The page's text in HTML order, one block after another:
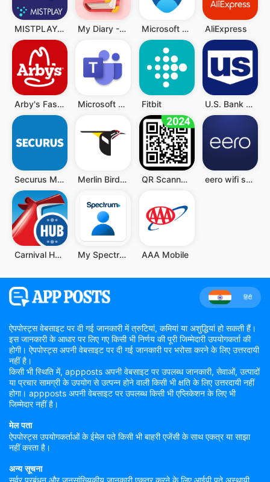
MISTPLAY: Play to Earn Money My Diary - Diary With Lock Microsoft Authenticator AliExpress
Arby's Fast Food Sandwiches Microsoft Teams Fitbit U.S. Bank Mobile Banking
Securus Mobile Merlin Bird ID QR Scanner - Barcode Scanner eero wifi system
Carnival HUB My Spectrum AAA Mobile
हिंदी
ऐपपोस्ट्स वेबसाइट पर दी गई जानकारी में त्रुटियां, कमियां या अशुद्धियां हो सकती हैं।
इस जानकारी के आधार पर लिए गए किसी भी निर्णय की पूरी जिम्मेदारी उपयोगकर्ता की
होगी। ऐपपोस्ट्स अपनी वेबसाइट पर दी गई जानकारी पर भरोसा करने के लिए उत्तरदायी
नहीं है।
किसी भी स्थिति में, appposts अपनी वेबसाइट पर उपलब्ध जानकारी, सेवाओं, उत्पादों
या प्रचार सामग्री के उपयोग से उत्पन्न होने वाली किसी भी क्षति के लिए उत्तरदायी नहीं
होगा। appposts अपनी वेबसाइट पर उपलब्ध किसी भी एप्लिकेशन के लिए भी
जिम्मेदार नहीं है।
मेल पता
ऐपपोस्ट्स उपयोगकर्ताओं के ईमेल पते किसी भी बाहरी एजेंसी के साथ एकत्र या साझा
नहीं करता है।
अन्य सूचना
सर्वर प्रबंधन और जनसांख्यिकीय जानकारी एकत्र करने के लिए आईपी पते अस्थायी